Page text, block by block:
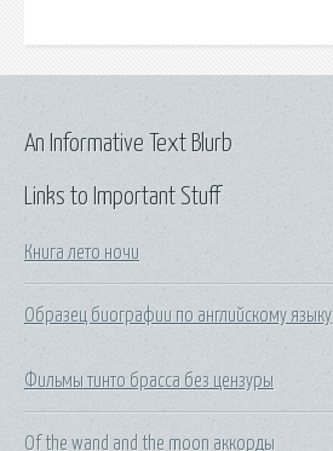
Links to Important Stuff
Книга лето ночи
Образец биографии по английскому языку
Фильмы тинто брасса без цензуры
Of the wand and the moon аккорды
An Informative Text Blurb